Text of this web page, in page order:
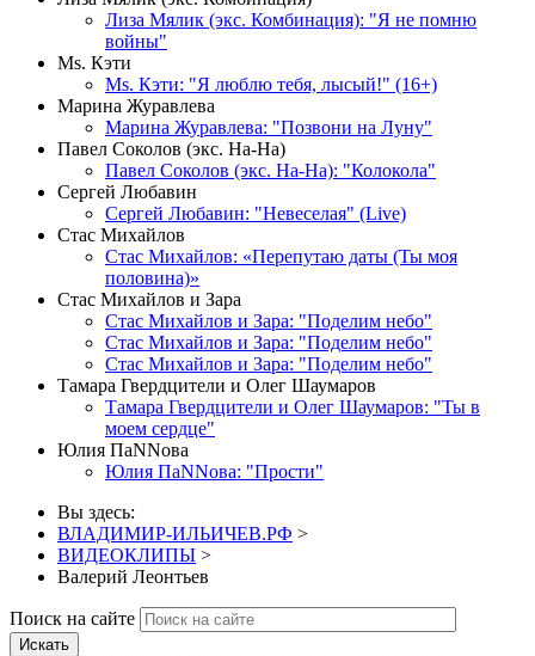
Лиза Мялик (экс. Комбинация): "Я не помню
войны"
Мs. Кэти
Ms. Кэти: "Я люблю тебя, лысый!" (16+)
Марина Журавлева
Марина Журавлева: "Позвони на Луну"
Павел Соколов (экс. На-На)
Павел Соколов (экс. На-На): "Колокола"
Сергей Любавин
Сергей Любавин: "Невеселая" (Live)
Стас Михайлов
Стас Михайлов: «Перепутаю даты (Ты моя
половина)»
Стас Михайлов и Зара
Стас Михайлов и Зара: "Поделим небо"
Стас Михайлов и Зара: "Поделим небо"
Стас Михайлов и Зара: "Поделим небо"
Тамара Гвердцители и Олег Шаумаров
Тамара Гвердцители и Олег Шаумаров: "Ты в
моем сердце"
Юлия ПаNNова
Юлия ПаNNова: "Прости"
Вы здесь:
ВЛАДИМИР-ИЛЬИЧЕВ.РФ >
ВИДЕОКЛИПЫ >
Валерий Леонтьев
Поиск на сайте
Искать